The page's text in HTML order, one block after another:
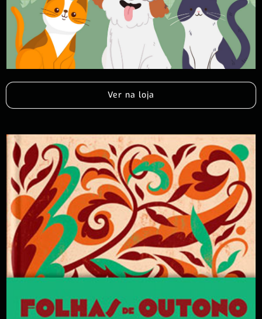
Ver na loja